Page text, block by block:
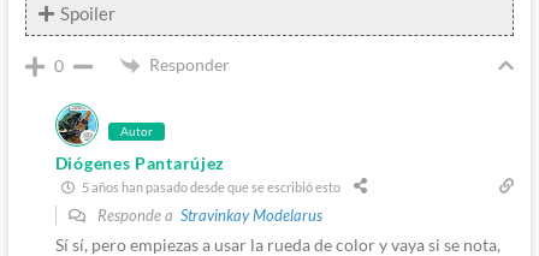
Spoiler
0 Responder
Autor
Diógenes Pantarújez
5 años han pasado desde que se escribió esto
Responde a Stravinkay Modelarus
Sí sí, pero empiezas a usar la rueda de color y vaya si se nota,